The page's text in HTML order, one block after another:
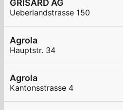
GRISARD AG
Ueberlandstrasse 150
Agrola
Hauptstr. 34
Agrola
Kantonsstrasse 4